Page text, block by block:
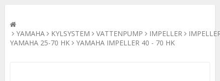
YAMAHA KYLSYSTEM VATTENPUMP IMPELLER
YAMAHA 25-70 HK
YAMAHA IMPELLER 40 - 70 HK